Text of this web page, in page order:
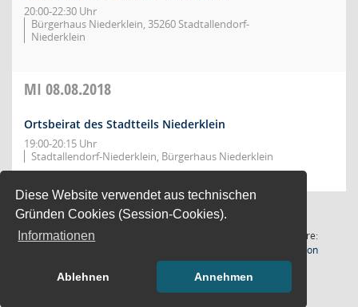
Diese Website verwendet aus technischen
Gründen Cookies (Session-Cookies).
Informationen
Ablehnen Annehmen
20:00-22:30 Uhr
Bürgerhaus Niederklein, 35260 Stadtallendorf-
Niederklein
MI 08.08.2018
Ortsbeirat des Stadtteils Niederklein
19:00-20:15 Uhr
Stadtallendorf-Niederklein, Bürgerhaus Niederklein
2 Sätze
Software:
Session(Wird in